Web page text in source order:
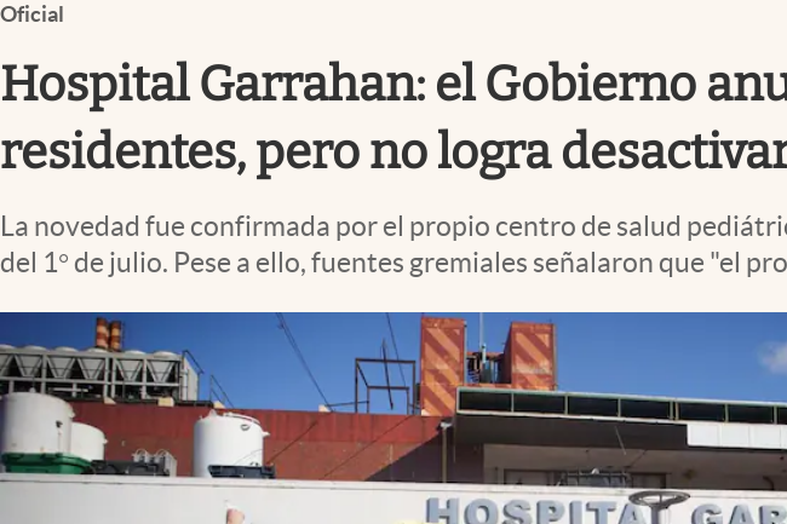
Clima
Mundial 2026
El Cronista Studio
Mediakit
abre en nueva pestaña
Oficial
Hospital Garrahan: el Gobierno
residentes, pero no logra
La novedad fue confirmada por el propio centro de salud
del 1° de julio. Pese a ello, fuentes gremiales señalaron que "el